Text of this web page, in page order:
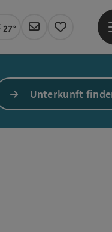
Aktuelles Wetter
27°
Newsletter
Unterkunft